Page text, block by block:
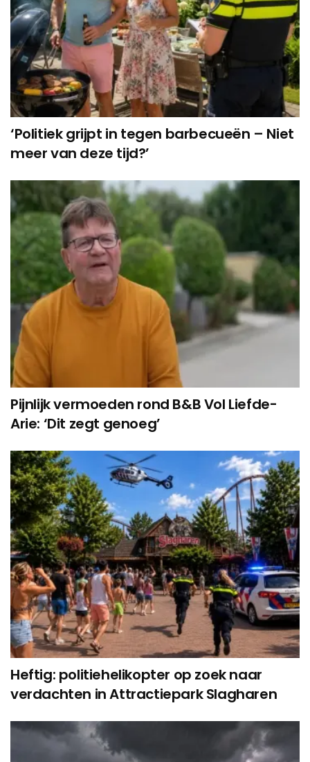
‘Politiek grijpt in tegen barbecueën – Niet
meer van deze tijd?’
Pijnlijk vermoeden rond B&B Vol Liefde-
Arie: ‘Dit zegt genoeg’
Heftig: politiehelikopter op zoek naar
verdachten in Attractiepark Slagharen